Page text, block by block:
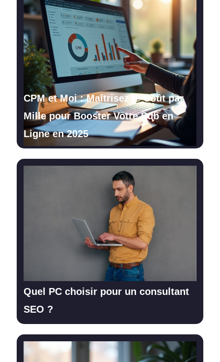
CPM et Moi : Maîtrisez le Coût par
Mille pour Booster Votre Pub en
Ligne en 2025
Quel PC choisir pour un consultant
SEO ?